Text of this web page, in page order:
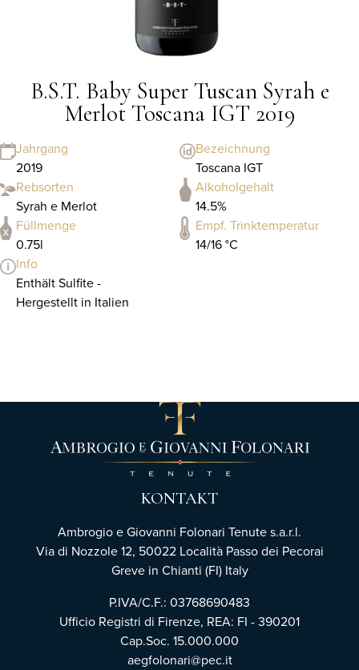
B.S.T. Baby Super Tuscan Syrah e
Merlot Toscana IGT 2019
Jahrgang
2019
Bezeichnung
Toscana IGT
Rebsorten
Syrah e Merlot
Alkoholgehalt
14.5%
Füllmenge
0.75l
Empf. Trinktemperatur
14/16 °C
Info
Enthält Sulfite -
Hergestellt in Italien
KONTAKT
Ambrogio e Giovanni Folonari Tenute s.a.r.l.
Via di Nozzole 12, 50022 Località Passo dei Pecorai
Greve in Chianti (FI) Italy
P.IVA/C.F.: 03768690483
Ufficio Registri di Firenze, REA: FI - 390201
Cap.Soc. 15.000.000
aegfolonari@pec.it